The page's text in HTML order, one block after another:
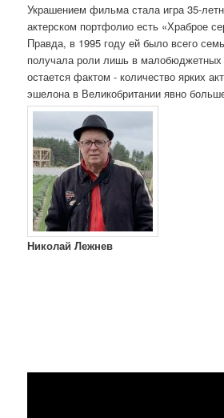
Украшением фильма стала игра 35-
актерском портфолио есть «Храброе
Правда, в 1995 году ей было всего
получала роли лишь в малобюджетных
остается фактом - количество ярких
эшелона в Великобритании явно
Николай Лежнев